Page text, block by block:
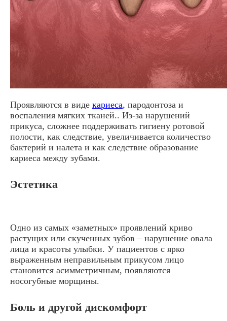
Проявляются в виде кариеса, пародонтоза и
воспаления мягких тканей.. Из-за нарушений
прикуса, сложнее поддерживать гигиену ротовой
полости, как следствие, увеличивается количество
бактерий и налета и как следствие образование
кариеса между зубами.
Эстетика
Одно из самых «заметных» проявлений криво
растущих или скученных зубов – нарушение овала
лица и красоты улыбки. У пациентов с ярко
выраженным неправильным прикусом лицо
становится асимметричным, появляются
носогубные морщины.
Боль и другой дискомфорт